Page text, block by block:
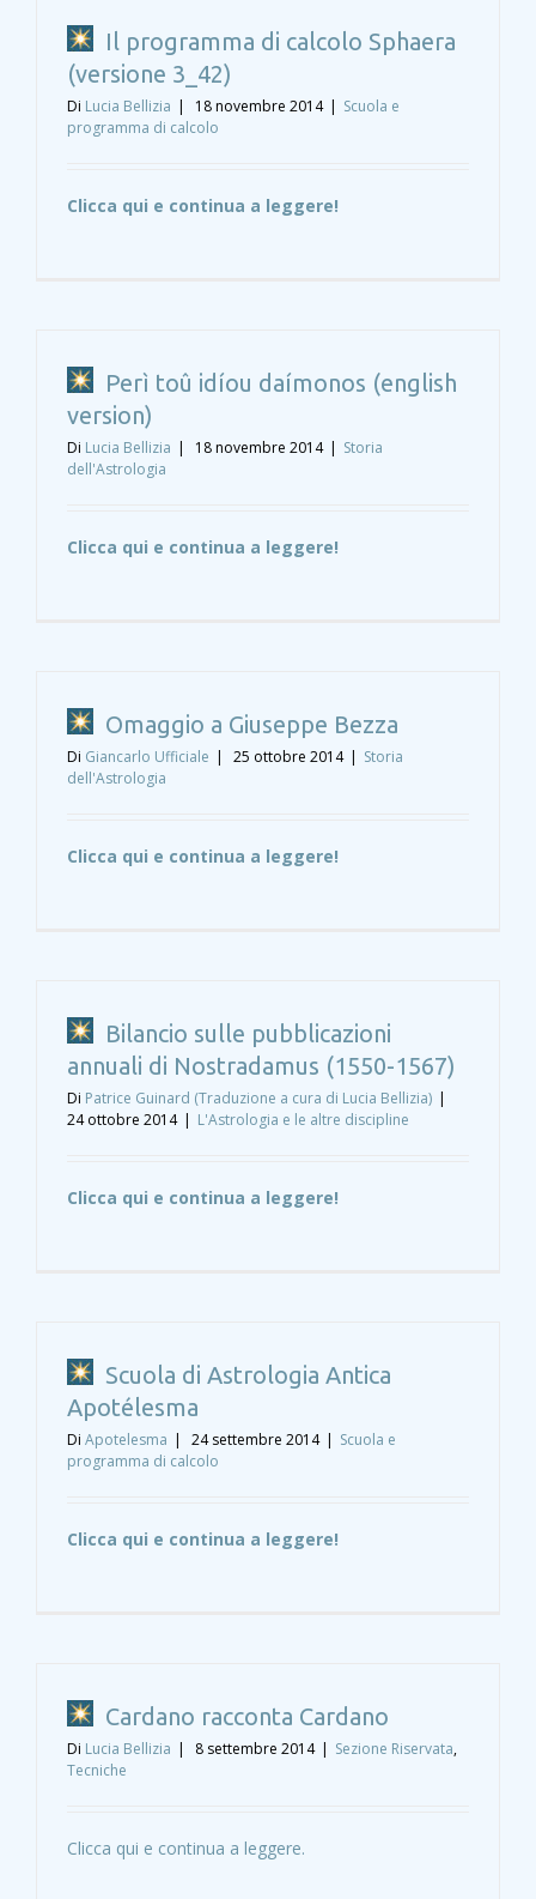
Il programma di calcolo Sphaera
(versione 3_42)
Di Lucia Bellizia | 18 novembre 2014 | Scuola e
programma di calcolo
Clicca qui e continua a leggere!
Perì toû idíou daímonos (english
version)
Di Lucia Bellizia | 18 novembre 2014 | Storia
dell'Astrologia
Clicca qui e continua a leggere!
Omaggio a Giuseppe Bezza
Di Giancarlo Ufficiale | 25 ottobre 2014 | Storia
dell'Astrologia
Clicca qui e continua a leggere!
Bilancio sulle pubblicazioni
annuali di Nostradamus (1550-1567)
Di Patrice Guinard (Traduzione a cura di Lucia Bellizia) |
24 ottobre 2014 | L'Astrologia e le altre discipline
Clicca qui e continua a leggere!
Scuola di Astrologia Antica
Apotélesma
Di Apotelesma | 24 settembre 2014 | Scuola e
programma di calcolo
Clicca qui e continua a leggere!
Cardano racconta Cardano
Di Lucia Bellizia | 8 settembre 2014 | Sezione Riservata,
Tecniche
Clicca qui e continua a leggere.